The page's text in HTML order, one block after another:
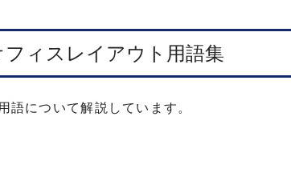
フィスレイアウト用語集
語について解説しています。